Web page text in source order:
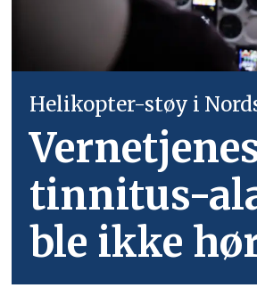
Helikopter-støy i
tinnitus-
ble ikke